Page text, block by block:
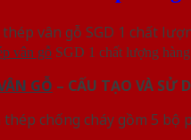
vân gỗ SGD 1 chất lượng
GỖ – CẤU TẠO VÀ SỬ
thép chống cháy gồm 5 bộ